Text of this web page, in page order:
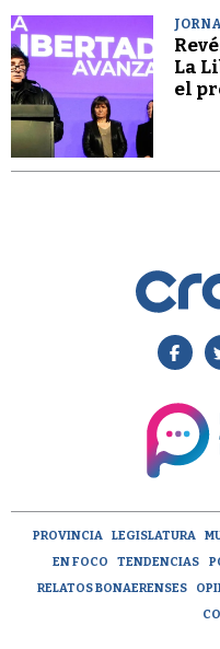
La
el
PROVINCIA LEGISLATURA
EN FOCO
TENDENCIAS
RELATOS BONAERENSES